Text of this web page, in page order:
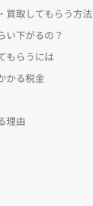
買取してもらう方法
い下がるの？
もらうには
かる税金
理由